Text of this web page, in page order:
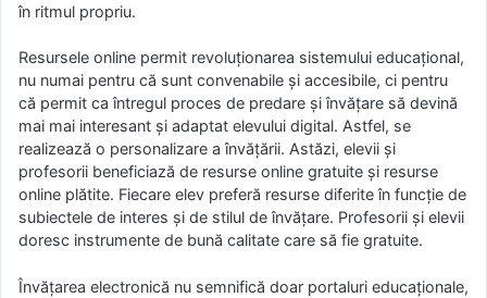
în ritmul propriu.
Resursele online permit revoluționarea sistemului educațional,
nu numai pentru că sunt convenabile și accesibile, ci pentru
că permit ca întregul proces de predare și învățare să devină
mai mai interesant și adaptat elevului digital. Astfel, se
realizează o personalizare a învățării. Astăzi, elevii şi
profesorii beneficiază de resurse online gratuite și resurse
online plătite. Fiecare elev preferă resurse diferite în funcție de
subiectele de interes și de stilul de învățare. Profesorii şi elevii
doresc instrumente de bună calitate care să fie gratuite.
Învăţarea electronică nu semnifică doar portaluri educaţionale,